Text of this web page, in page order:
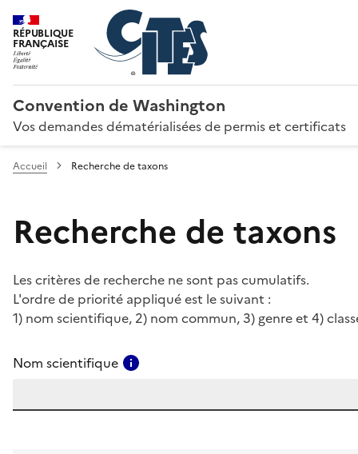
RÉPUBLIQUE
FRANÇAISE
Convention de Washington
Vos demandes dématérialisées de permis et certificats
Accueil Recherche de taxons
Recherche de taxons
Les critères de recherche ne sont pas cumulatifs.
L'ordre de priorité appliqué est le suivant :
1) nom scientifique, 2) nom commun, 3) genre et 4)
Nom scientifique